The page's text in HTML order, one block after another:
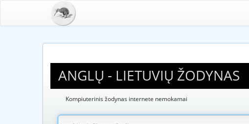
ANGLŲ - LIETUVIŲ ŽODYNAS
Kompiuterinis žodynas internete nemokamai